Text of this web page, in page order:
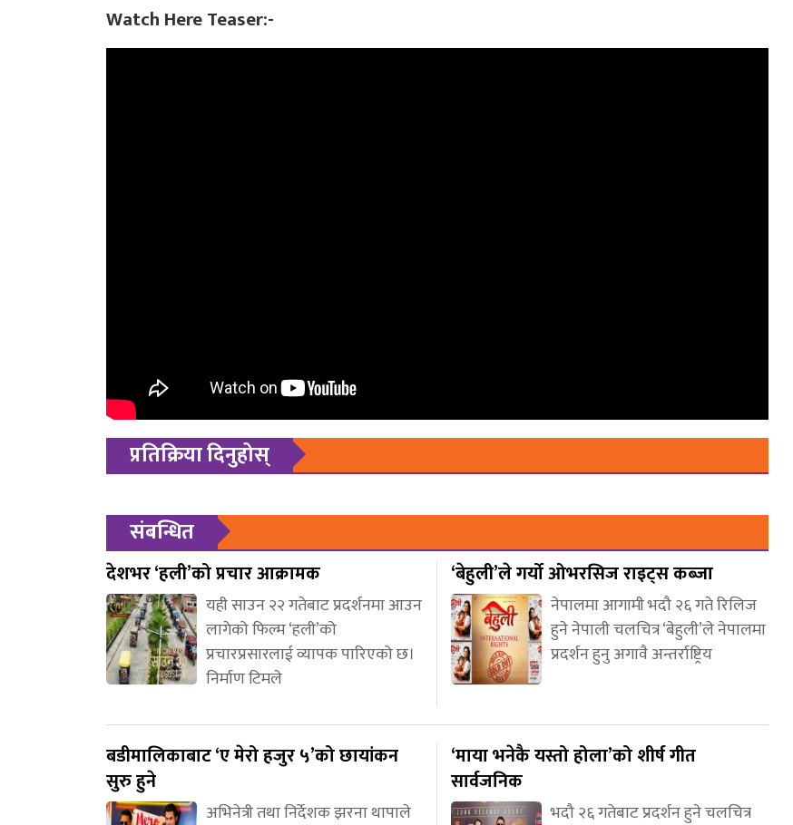
Watch Here Teaser:-
प्रतिक्रिया दिनुहोस्
संबन्धित
देशभर ‘हली’को प्रचार आक्रामक
यही साउन २२ गतेबाट प्रदर्शनमा आउन
लागेको फिल्म ‘हली’को
प्रचारप्रसारलाई व्यापक पारिएको छ।
निर्माण टिमले
‘बेहुली’ले गर्यो ओभरसिज राइट्स कब्जा
नेपालमा आगामी भदौ २६ गते रिलिज
हुने नेपाली चलचित्र ‘बेहुली’ले नेपालमा
प्रदर्शन हुनु अगावै अन्तर्राष्ट्रिय
बडीमालिकाबाट ‘ए मेरो हजुर ५’को छायांकन
सुरु हुने
अभिनेत्री तथा निर्देशक झरना थापाले
‘माया भनेकै यस्तो होला’को शीर्ष गीत
सार्वजनिक
भदौ २६ गतेबाट प्रदर्शन हुने चलचित्र